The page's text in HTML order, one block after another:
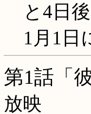
と4日
1月1日
第1話「
放映